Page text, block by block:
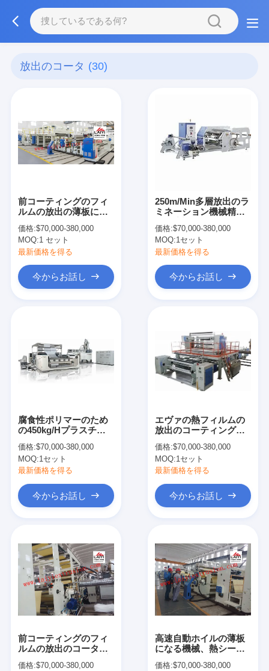
放出のコータ (30)
前コーティングのフィ
ルムの放出の薄板にな
価格:$70,000-380,000
MOQ:1 セット
最新価格を得る
今からお話し
250m/Min多層放出のラ
ミネーション機械精密
価格:$70,000-380,000
MOQ:1セット
最新価格を得る
今からお話し
腐食性ポリマーのため
の450kg/Hプラスチッ
ータ
価格:$70,000-380,000
MOQ:1セット
最新価格を得る
今からお話し
エヴァの熱フィルムの
放出のコーティングの
イン
価格:$70,000-380,000
MOQ:1セット
最新価格を得る
今からお話し
前コーティングのフィ
ルムの放出のコータ
価格:$70,000-380,000
高速自動ホイルの薄板
になる機械、熱シート
価格:$70,000-380,000